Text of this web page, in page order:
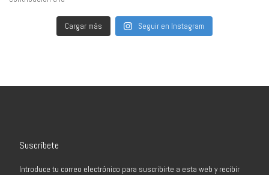
Cargar más Seguir en Instagram
Suscríbete
Introduce tu correo electrónico para suscribirte a esta web y recibir